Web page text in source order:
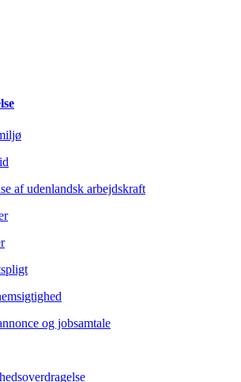
af udenlandsk arbejdskraft
og jobsamtale